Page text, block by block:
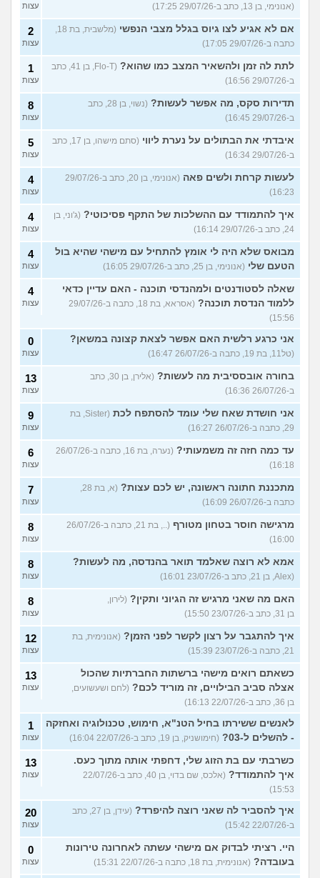
(אנונימי, בן 13, כתב ב-29/07/26 17:25) עצות
אם לא אגיע לצו גיוס בגלל מצבי הנפשי
(מלשבית, בת 18,
כתבה ב-29/07/26 17:05)
2
עצות
לתת לה זמן ולהשאיר המצב כמו שהוא?
(Flo-T, בן 41, כתב
ב-29/07/26 16:56)
1
עצות
תדירות סקס, מה אפשר לעשות?
(נשוי, בן 28, כתב
ב-29/07/26 16:45)
8
עצות
איבדתי את הבתולים על נערת ליווי
(סתם מישהו, בן 17, כתב
ב-29/07/26 16:34)
5
עצות
לעשות קרחת ולשים פאה
(אנונימי, בן 20, כתב ב-29/07/26
16:23)
4
עצות
איך להתמודד עם ההשלכות של התקף פסיכוטי? (ג'וני, בן
24, כתב ב-29/07/26 16:14)
4
עצות
מבואס שלא היה לי אומץ להתחיל עם מישהי שהיא בול
הטעם שלי (אנונימי, בן 25, כתב ב-29/07/26 16:05)
4
עצות
שאלה לסטודנטים ולמהנדסי תוכנה - האם עדיין כדאי
ללמוד הנדסת תוכנה?
(אסראא, בת 18, כתבה ב-29/07/26
15:56)
4
עצות
אני כרגע רלשית האם אפשר לצאת קצונה במשאן?
(טל11, בת 19, כתבה ב-26/07/26 16:47)
0
עצות
בחורה אובססיבית מה לעשות?
(אלירן, בן 30, כתב
ב-26/07/26 16:36)
13
עצות
אני חושדת שאח שלי עומד להסתפח לכת
(Sister, בת
29, כתבה ב-26/07/26 16:27)
9
עצות
עד כמה חזה זה משמעותי?
(נערה, בת 16, כתבה ב-26/07/26
16:18)
6
עצות
מתכננת חתונה ראשונה, יש לכם עצות?
(א, בת 28,
כתבה ב-26/07/26 16:09)
7
עצות
מרגישה חוסר בטחון מטורף
(.., בת 21, כתבה ב-26/07/26
16:00)
8
עצות
אמא לא רוצה שאלמד תואר בהנדסה, מה לעשות?
(Alex, בן 21, כתב ב-23/07/26 16:01)
8
עצות
האם מה שאני מרגיש זה הגיוני ותקין? (לירון,
בן 31, כתב ב-23/07/26 15:50)
8
עצות
איך להתגבר על רצון לקשר לפני הזמן? (אנונימית, בת
21, כתבה ב-23/07/26 15:39)
12
עצות
כשאתם רואים מישהי ברשתות החברתיות שהכול
אצלה סביב הבילויים, זה מוריד לכם? (לחם ושעשועים,
בן 36, כתב ב-22/07/26 16:13)
13
עצות
לאנשים ששירתו בחיל הטנ"א, חימוש, טכנולוגיה ואחזקה
- להשלים ל-03?
(חימושניק, בן 19, כתב ב-22/07/26 16:04)
1
עצות
כשרבתי עם בת הזוג שלי, דחפתי אותה מתוך כעס.
איך להתמודד?
(אלכס, שם בדוי, בן 40, כתב ב-22/07/26
15:53)
13
עצות
איך להסביר לה שאני רוצה להיפרד?
(עידן, בן 27, כתב
ב-22/07/26 15:42)
20
עצות
היי. רציתי לבדוק אם מישהי עשתה לאחרונה טירונות
בעובדה? (אנונימית, בת 18, כתבה ב-22/07/26 15:31)
0
עצות